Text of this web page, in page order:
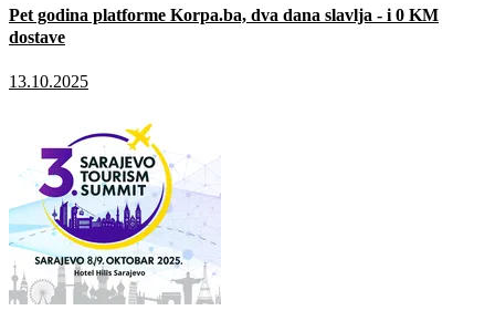
Pet godina platforme Korpa.ba, dva dana slavlja - i 0 KM
dostave
13.10.2025